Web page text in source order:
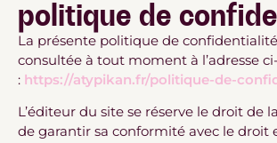
politique de
La présente politique de
consultée à tout moment à l’adresse
: https://atypikan.fr/politique-de-
L’éditeur du site se réserve le droit de
de garantir sa conformité avec le droit